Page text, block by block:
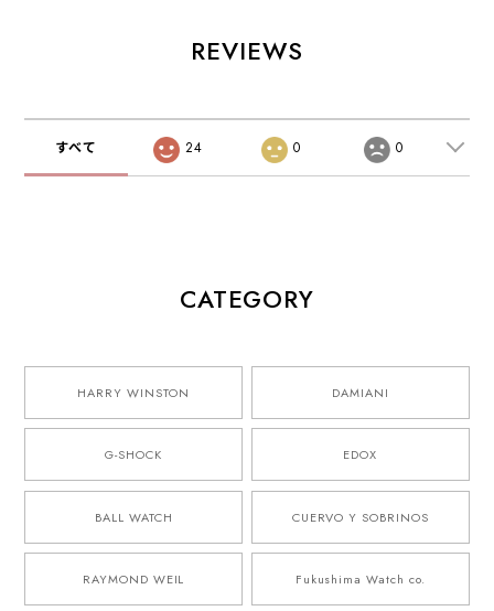
REVIEWS
すべて 24 0 0
CATEGORY
HARRY WINSTON DAMIANI
G-SHOCK EDOX
BALL WATCH CUERVO Y SOBRINOS
RAYMOND WEIL Fukushima Watch co.